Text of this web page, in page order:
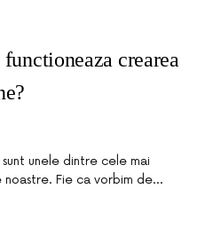
crearea
unele dintre cele mai
Fie ca vorbim de…